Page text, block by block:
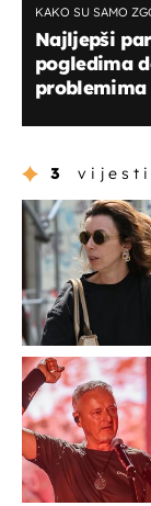
KAKO SU SAMO
Najljepši
pogledima
problemima
3